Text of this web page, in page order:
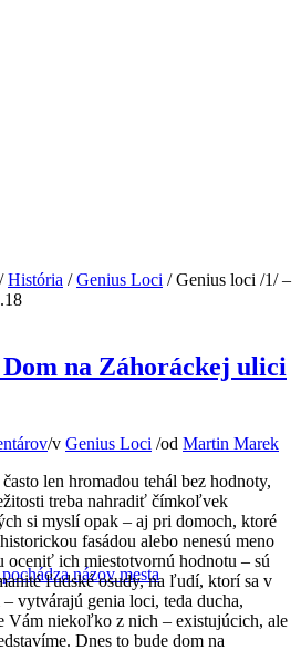
názov mesta
/ História / Genius Loci / Genius loci /1/ –
na Záhoráckej ulici
/v Genius Loci /od Martin Marek
len hromadou tehál bez hodnoty,
treba nahradiť čímkoľvek
si myslí opak – aj pri domoch, ktoré
fasádou alebo nenesú meno
oceniť ich miestotvornú hodnotu – sú
ľudské osudy, na ľudí, ktorí sa v
vytvárajú genia loci, teda ducha,
Vám niekoľko z nich – existujúcich, ale
Dnes to bude dom na